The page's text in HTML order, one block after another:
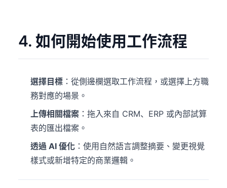
4. 如何開始使用工作流程
選擇目標 ：從側邊欄選取工作流程，或選擇上方職
務對應的場景。
上傳相關檔案 ：拖入來自 CRM、ERP 或內部試算
表的匯出檔案。
透過 AI 優化 ：使用自然語言調整摘要、變更視覺
樣式或新增特定的商業邏輯。